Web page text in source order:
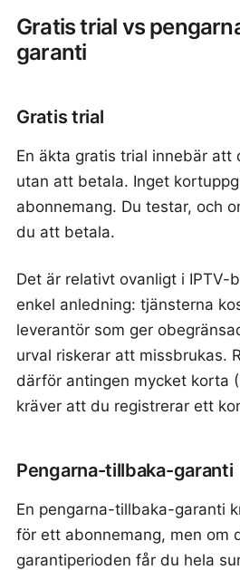
Gratis trial vs
garanti
Gratis trial
En äkta gratis trial innebär att
utan att betala. Inget
abonnemang. Du testar, och
du att betala.
Det är relativt ovanligt i IPTV-
enkel anledning: tjänsterna
leverantör som ger
urval riskerar att missbrukas.
därför antingen mycket korta
kräver att du registrerar ett
Pengarna-tillbaka-garanti
En pengarna-tillbaka-garanti
för ett abonnemang, men om
garantiperioden får du hela